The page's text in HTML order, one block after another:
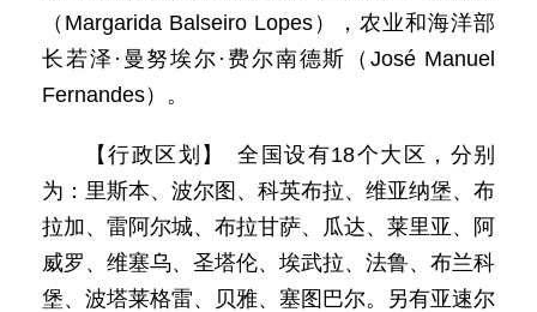
（Margarida Balseiro Lopes），农业和海洋部
长若泽·曼努埃尔·费尔南德斯（José Manuel
Fernandes）。
【行政区划】 全国设有18个大区，分别
为：里斯本、波尔图、科英布拉、维亚纳堡、布
拉加、雷阿尔城、布拉甘萨、瓜达、莱里亚、阿
威罗、维塞乌、圣塔伦、埃武拉、法鲁、布兰科
堡、波塔莱格雷、贝雅、塞图巴尔。另有亚速尔